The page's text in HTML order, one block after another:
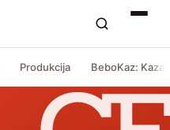
Produkcija BeboKaz: